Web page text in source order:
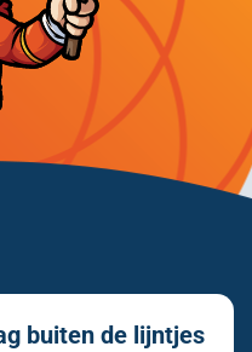
buiten de lijntjes